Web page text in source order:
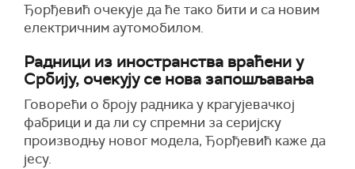
Ђорђевић очекује да ће тако бити и са новим
електричним аутомобилом.
Радници из иностранства враћени у
Србију, очекују се нова запошљавања
Говорећи о броју радника у крагујевачкој
фабрици и да ли су спремни за серијску
производњу новог модела, Ђорђевић каже да
јесу.